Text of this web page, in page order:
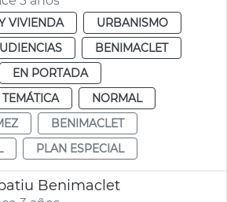
VIVIENDA
URBANISMO
BENIMACLET
EN PORTADA
NORMAL
BENIMACLET
PLAN ESPECIAL
Benimaclet